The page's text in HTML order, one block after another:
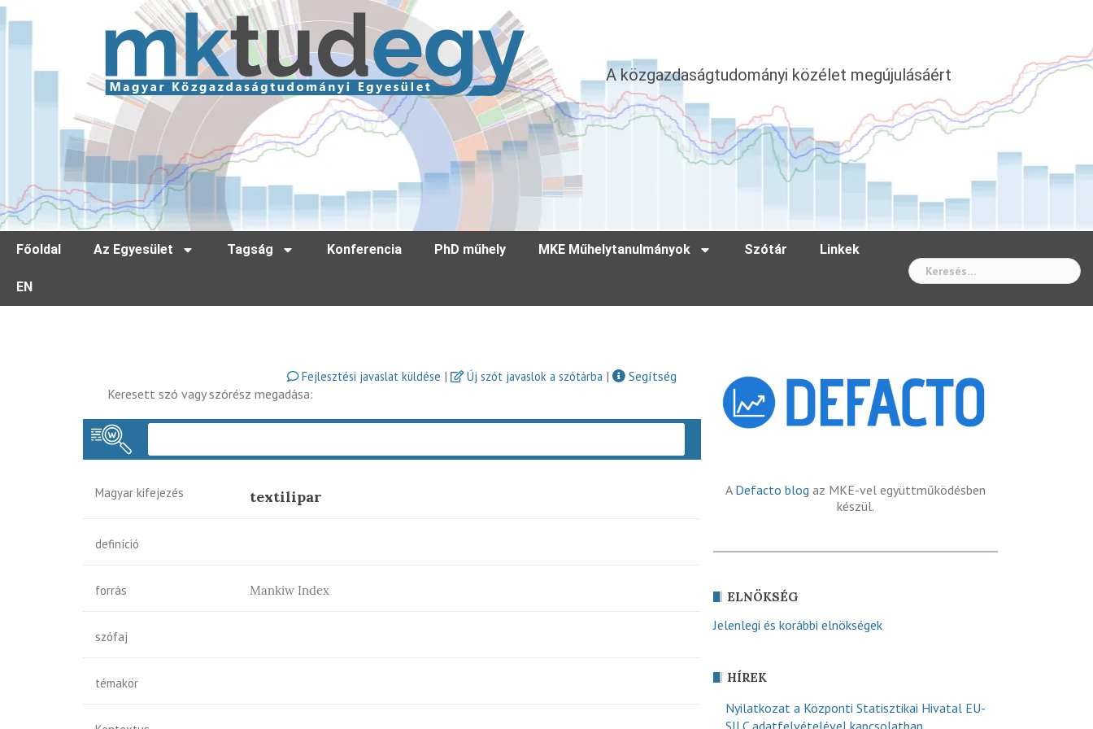
A közgazdaságtudományi közélet megújulásáért
Főoldal Az Egyesület Tagság Konferencia PhD műhely MKE Műhelytanulmányok Szótár Linkek
EN
Fejlesztési javaslat küldése | Új szót javaslok a szótárba |
Segítség
Keresett szó vagy szórész megadása:
Magyar kifejezés textilipar
definíció
forrás Mankiw Index
szófaj
témakör
A Defacto blog az MKE-vel együttműködésben
készül.
ELNÖKSÉG
Jelenlegi és korábbi elnökségek
HÍREK
Nyilatkozat a Központi Statisztikai Hivatal EU-
SILC adatfelvételével kapcsolatban